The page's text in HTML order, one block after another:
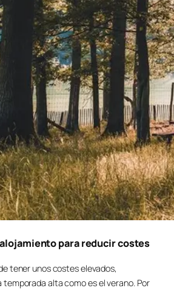
para reducir costes
tener unos costes elevados,
alta como es el verano. Por